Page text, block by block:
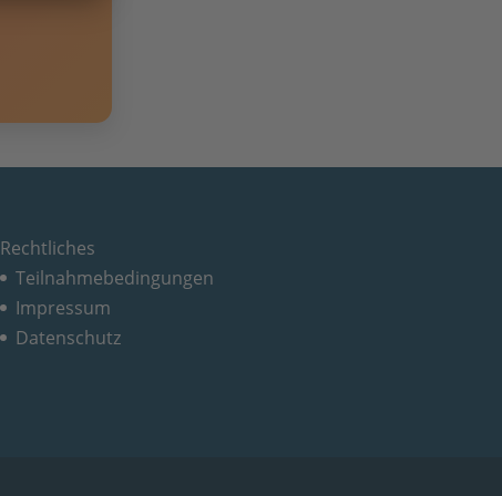
Rechtliches
Teilnahmebedingungen
Impressum
Datenschutz